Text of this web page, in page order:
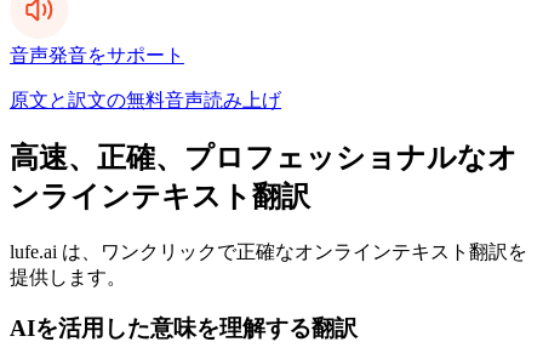
音声発音をサポート
原文と訳文の無料音声読み上げ
高速、正確、プロフェッショナルなオ
ンラインテキスト翻訳
lufe.ai は、ワンクリックで正確なオンラインテキスト翻訳を
提供します。
AIを活用した意味を理解する翻訳